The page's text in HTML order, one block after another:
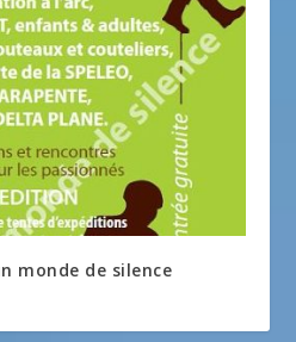
monde de silence